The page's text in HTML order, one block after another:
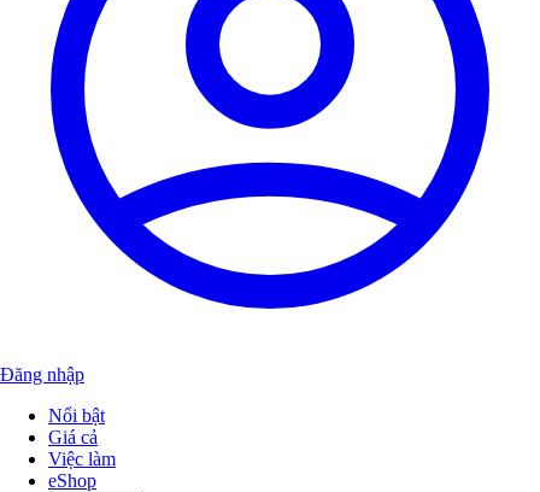
Đăng nhập
Nổi bật
Giá cả
Việc làm
eShop